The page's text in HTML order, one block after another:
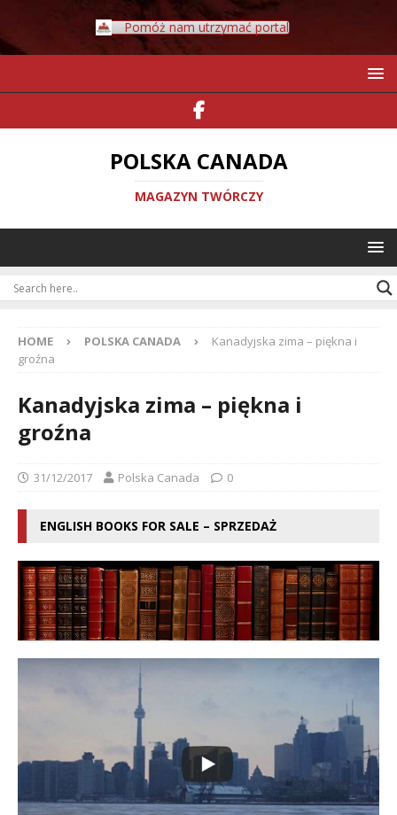
Pomóż nam utrzymać portal
POLSKA CANADA
MAGAZYN TWÓRCZY
HOME POLSKA CANADA
Kanadyjska zima – piękna i
groźna
Kanadyjska zima – piękna i
groźna
31/12/2017 Polska Canada 0
ENGLISH BOOKS FOR SALE – SPRZEDAŻ